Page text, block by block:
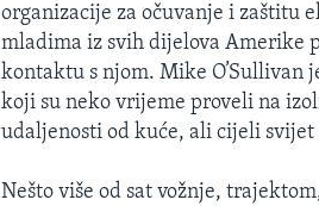
organizacije za očuvanje i zaštitu
mladima iz svih dijelova Amerike
kontaktu s njom. Mike O’Sullivan
koji su neko vrijeme proveli na
udaljenosti od kuće, ali cijeli svijet
Nešto više od sat vožnje,